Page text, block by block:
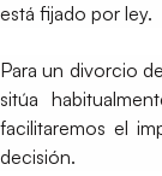
está fijado por ley.
Para un divorcio
sitúa
facilitaremos el
decisión.